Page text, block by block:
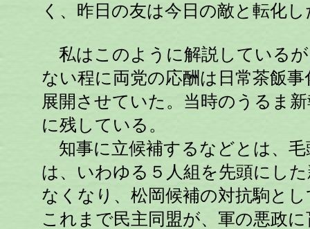
く、昨日の友は今日の敵と転化し
私はこのように解説している
ない程に両党の応酬は日常茶飯
展開させていた。当時のうるま
に残している。
知事に立候補するなどとは、
は、いわゆる５人組を先頭にし
なくなり、松岡候補の対抗駒と
これまで民主同盟が、軍の悪政